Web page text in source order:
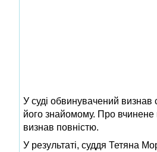
У суді обвинувачений
його знайомому. Про вчинене
визнав повністю.
У результаті, суддя Тетяна